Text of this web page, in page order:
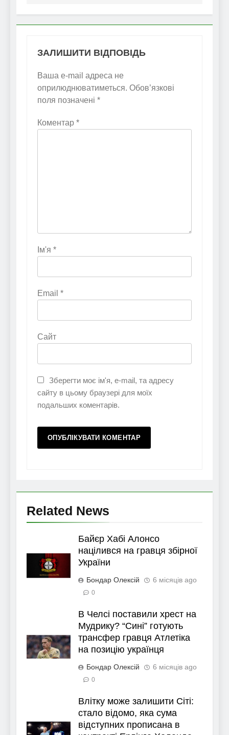
ЗАЛИШИТИ ВІДПОВІДЬ
Ваша e-mail адреса не
оприлюднюватиметься. Обов’язкові
поля позначені *
Коментар *
Ім'я *
Email *
Сайт
Зберегти моє ім'я, e-mail, та адресу
сайту в цьому браузері для моїх
подальших коментарів.
Related News
Байєр Хабі Алонсо
націлився на гравця збірної
України
Бондар Олексій 6 місяців ago
0
В Челсі поставили хрест на
Мудрику? “Сині” готують
трансфер гравця Атлетіка
на позицію українця
Бондар Олексій 6 місяців ago
0
Влітку може залишити Сіті:
стало відомо, яка сума
відступних прописана в